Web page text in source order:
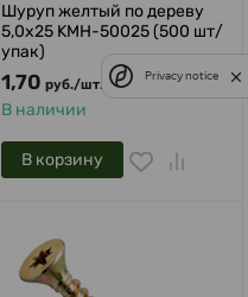
Шуруп желтый по дереву
5,0х25 KMH-50025 (500 шт/
упак)
1,70 руб./шт.
В наличии
В корзину
Privacy notice